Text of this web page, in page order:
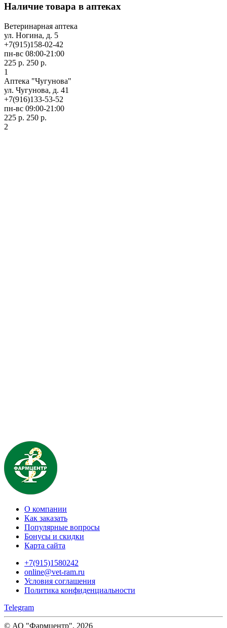
Наличие товара в аптеках
Ветеринарная аптека
ул. Ногина, д. 5
+7(915)158-02-42
пн-вс 08:00-21:00
225 р. 250 р.
1
Аптека "Чугунова"
ул. Чугунова, д. 41
+7(916)133-53-52
пн-вс 09:00-21:00
225 р. 250 р.
2
О компании
Как заказать
Популярные вопросы
Бонусы и скидки
Карта сайта
+7(915)1580242
online@vet-ram.ru
Условия соглашения
Политика конфиденциальности
Telegram
© АО "Фармцентр", 2026